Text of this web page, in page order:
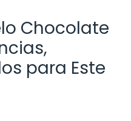
Chocolate
para Este